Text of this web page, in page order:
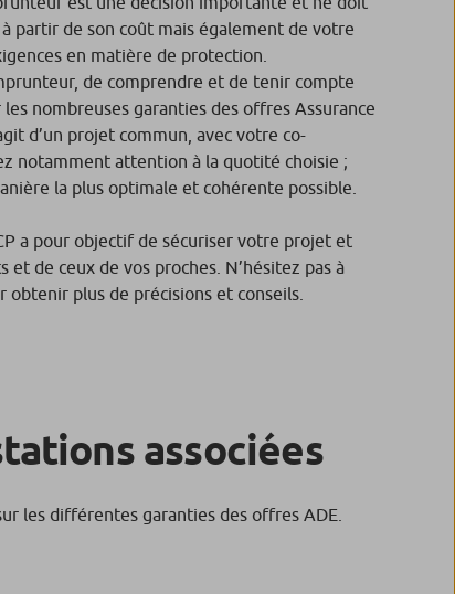
partir de son coût mais également de votre
en matière de protection.
de comprendre et de tenir compte
nombreuses garanties des offres Assurance
d’un projet commun, avec votre co-
notamment attention à la quotité choisie ;
la plus optimale et cohérente possible.
a pour objectif de sécuriser votre projet et
de ceux de vos proches. N’hésitez pas à
plus de précisions et conseils.
associées
les différentes garanties des offres ADE.